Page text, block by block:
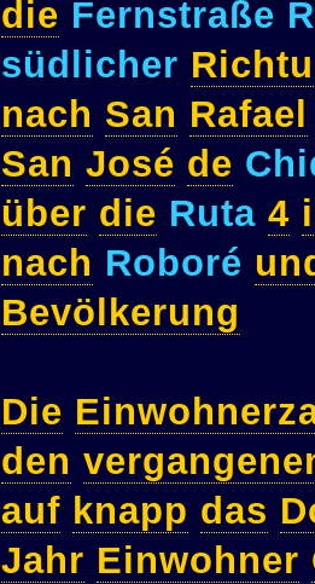
die Fernstraße
südlicher
nach San Rafael
San José de
über die Ruta 4
nach Roboré
Bevölkerung
Die
den
auf knapp das
Jahr Einwohner